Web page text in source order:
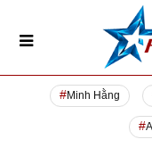
Minh Hằng